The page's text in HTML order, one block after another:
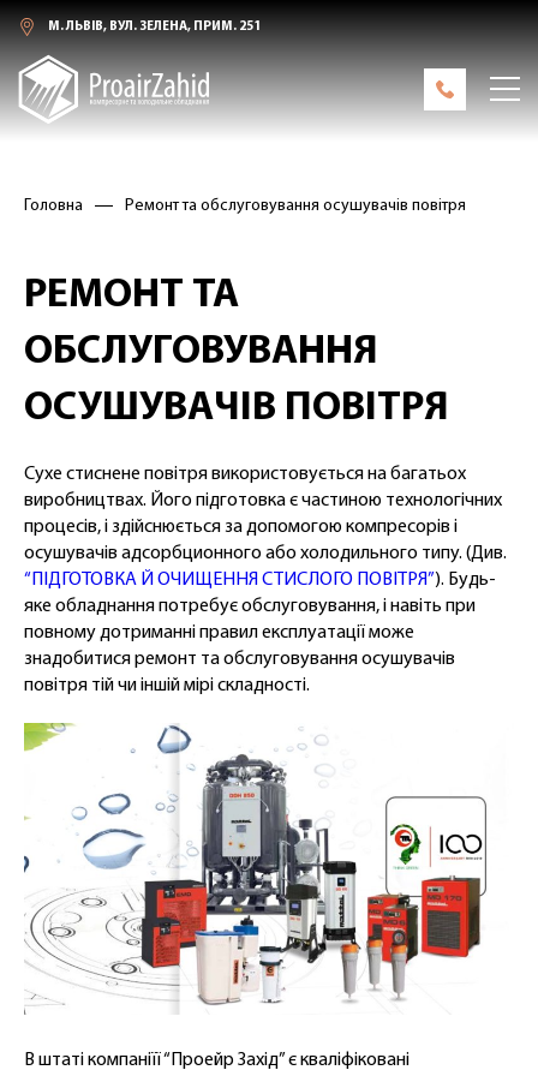
М. ЛЬВІВ, ВУЛ. ЗЕЛЕНА, ПРИМ. 251
Головна Ремонт та обслуговування осушувачів повітря
РЕМОНТ ТА
ОБСЛУГОВУВАННЯ
ОСУШУВАЧІВ ПОВІТРЯ
Сухе стиснене повітря використовується на багатьох
виробництвах. Його підготовка є частиною технологічних
процесів, і здійснюється за допомогою компресорів і
осушувачів адсорбционного або холодильного типу. (Див.
“ПІДГОТОВКА Й ОЧИЩЕННЯ СТИСЛОГО ПОВІТРЯ”). Будь-
яке обладнання потребує обслуговування, і навіть при
повному дотриманні правил експлуатації може
знадобитися ремонт та обслуговування осушувачів
повітря тій чи іншій мірі складності.
В штаті компаніїї “Проейр Захід” є кваліфіковані